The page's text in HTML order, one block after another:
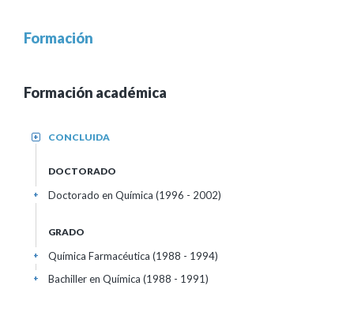
Formación
Formación académica
CONCLUIDA
+
DOCTORADO
Doctorado en Química (1996 - 2002)
+
GRADO
Química Farmacéutica (1988 - 1994)
+
Bachiller en Química (1988 - 1991)
+